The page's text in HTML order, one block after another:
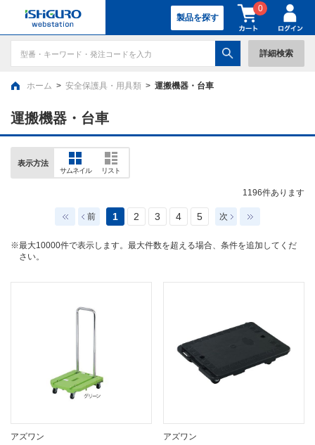
製品を探す
0
詳細検索
ホーム > 安全保護具・用具類 > 運搬機器・台車
運搬機器・台車
表示方法
サムネイル リスト
1196件あります
前 1 2 3 4 5 次
※最大10000件で表示します。最大件数を超える場合、条件を追加してくだ
さい。
アズワン アズワン